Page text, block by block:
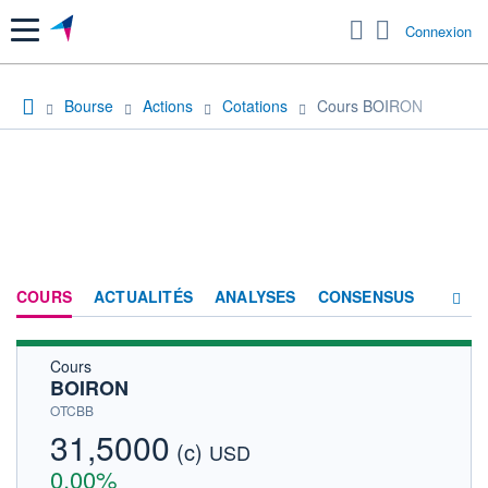
Menu Connexion
Bourse Actions Cotations Cours BOIRON
COURS ACTUALITÉS ANALYSES CONSENSUS
ACTIONNAIRES
Cours
BOIRON
OTCBB
31,5000 (c) USD
0,00%